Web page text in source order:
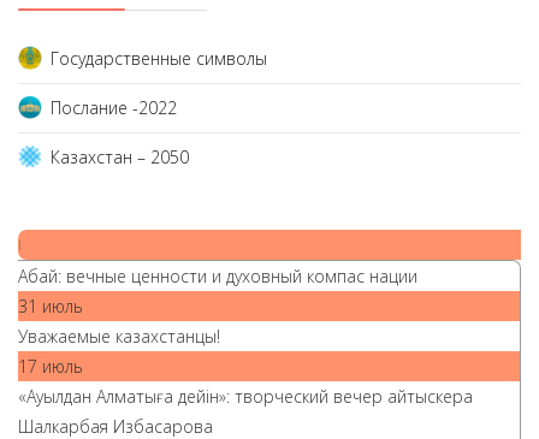
Государственные символы
Послание -2022
Казахстан – 2050
|
Абай: вечные ценности и духовный компас нации
31 июль
Уважаемые казахстанцы!
17 июль
«Ауылдан Алматыға дейін»: творческий вечер айтыскера
Шалкарбая Избасарова